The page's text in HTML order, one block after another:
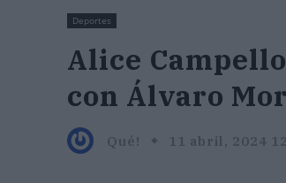
Deportes
Alice
con Álvaro
Qué! 11 abril, 2024